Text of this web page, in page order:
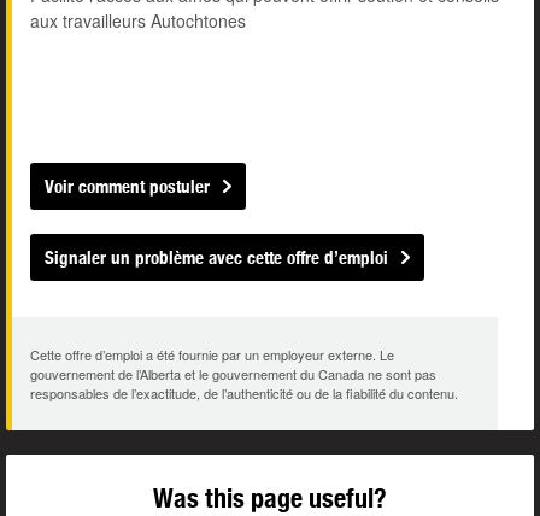
aux travailleurs Autochtones
Voir comment postuler
Signaler un problème avec cette offre d’emploi
Cette offre d’emploi a été fournie par un employeur externe. Le
gouvernement de l’Alberta et le gouvernement du Canada ne sont pas
responsables de l’exactitude, de l’authenticité ou de la fiabilité du contenu.
Was this page useful?